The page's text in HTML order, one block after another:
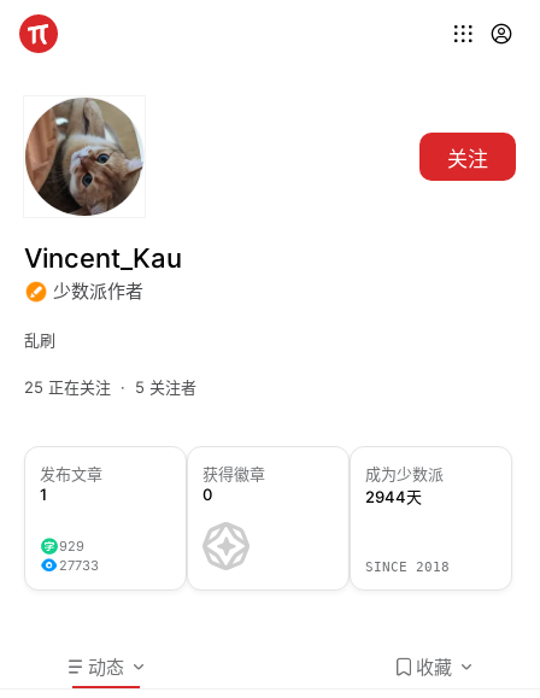
关注
Vincent_Kau
少数派作者
乱刷
25 正在关注 5 关注者
发布文章
1
929
27733
获得徽章
0
成为少数派
2944天
SINCE 2018
动态 收藏